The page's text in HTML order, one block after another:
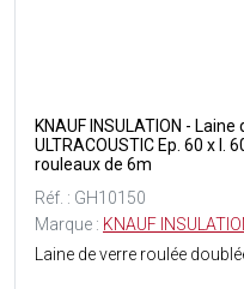
KNAUF INSULATION - Laine
ULTRACOUSTIC Ep. 60 x l.
rouleaux de 6m
Réf. : GH10150
Marque : KNAUF